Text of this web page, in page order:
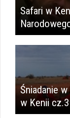
Safari w
Śniadanie
w Kenii cz.3